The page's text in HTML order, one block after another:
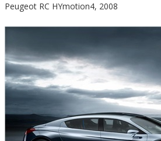
Peugeot RC HYmotion4, 2008